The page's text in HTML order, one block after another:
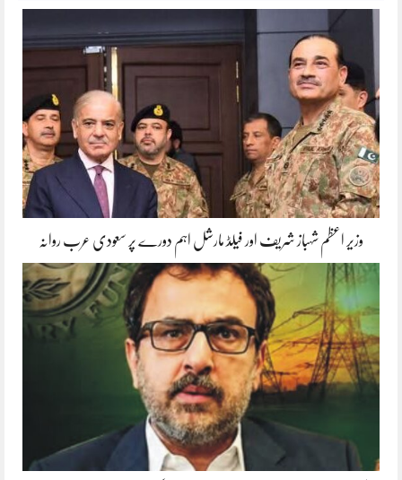
وزیر اعظم شہباز شریف اور فیلڈ مارشل اہم دورے پر سعودی عرب روانہ